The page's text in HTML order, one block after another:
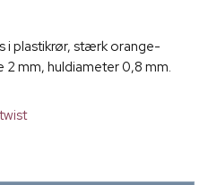
i plastikrør, stærk orange-
mm, huldiameter 0,8 mm.